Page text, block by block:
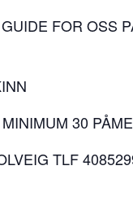
FOR OSS
30
TLF